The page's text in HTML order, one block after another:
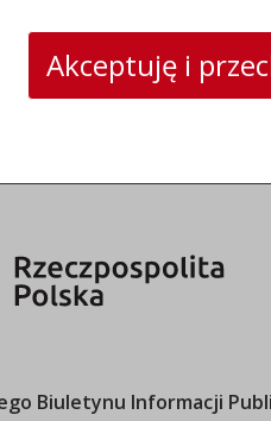
Biuletynu Informacji
Akceptuję i